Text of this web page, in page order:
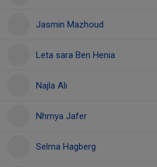
Jasmin Mazhoud
Leta sara Ben Henia
Najla Ali
Nhmya Jafer
Selma Hagberg